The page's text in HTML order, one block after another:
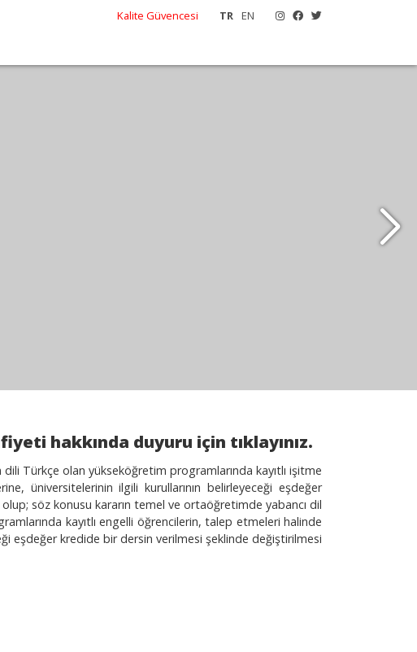
TR EN
Kalite Güvencesi
hakkında duyuru için tıklayınız.
Türkçe olan yükseköğretim programlarında kayıtlı işitme
üniversitelerinin ilgili kurullarının belirleyeceği eşdeğer
söz konusu kararın temel ve ortaöğretimde yabancı dil
kayıtlı engelli öğrencilerin, talep etmeleri halinde
eşdeğer kredide bir dersin verilmesi şeklinde değiştirilmesi